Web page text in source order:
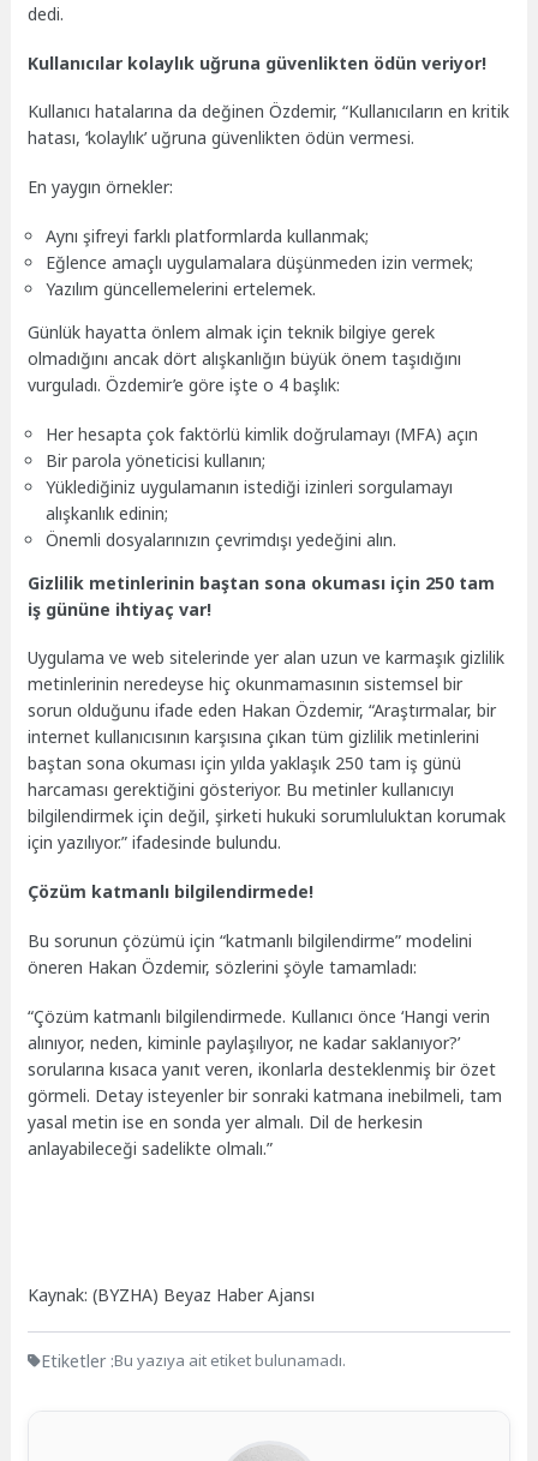
dedi.
Kullanıcılar kolaylık uğruna güvenlikten ödün veriyor!
Kullanıcı hatalarına da değinen Özdemir, “Kullanıcıların en kritik
hatası, ‘kolaylık’ uğruna güvenlikten ödün vermesi.
En yaygın örnekler:
Aynı şifreyi farklı platformlarda kullanmak;
Eğlence amaçlı uygulamalara düşünmeden izin vermek;
Yazılım güncellemelerini ertelemek.
Günlük hayatta önlem almak için teknik bilgiye gerek
olmadığını ancak dört alışkanlığın büyük önem taşıdığını
vurguladı. Özdemir’e göre işte o 4 başlık:
Her hesapta çok faktörlü kimlik doğrulamayı (MFA) açın
Bir parola yöneticisi kullanın;
Yüklediğiniz uygulamanın istediği izinleri sorgulamayı
alışkanlık edinin;
Önemli dosyalarınızın çevrimdışı yedeğini alın.
Gizlilik metinlerinin baştan sona okuması için 250 tam
iş gününe ihtiyaç var!
Uygulama ve web sitelerinde yer alan uzun ve karmaşık gizlilik
metinlerinin neredeyse hiç okunmamasının sistemsel bir
sorun olduğunu ifade eden Hakan Özdemir, “Araştırmalar, bir
internet kullanıcısının karşısına çıkan tüm gizlilik metinlerini
baştan sona okuması için yılda yaklaşık 250 tam iş günü
harcaması gerektiğini gösteriyor. Bu metinler kullanıcıyı
bilgilendirmek için değil, şirketi hukuki sorumluluktan korumak
için yazılıyor.” ifadesinde bulundu.
Çözüm katmanlı bilgilendirmede!
Bu sorunun çözümü için “katmanlı bilgilendirme” modelini
öneren Hakan Özdemir, sözlerini şöyle tamamladı:
“Çözüm katmanlı bilgilendirmede. Kullanıcı önce ‘Hangi verin
alınıyor, neden, kiminle paylaşılıyor, ne kadar saklanıyor?’
sorularına kısaca yanıt veren, ikonlarla desteklenmiş bir özet
görmeli. Detay isteyenler bir sonraki katmana inebilmeli, tam
yasal metin ise en sonda yer almalı. Dil de herkesin
anlayabileceği sadelikte olmalı.”
Kaynak: (BYZHA) Beyaz Haber Ajansı
Etiketler :Bu yazıya ait etiket bulunamadı.